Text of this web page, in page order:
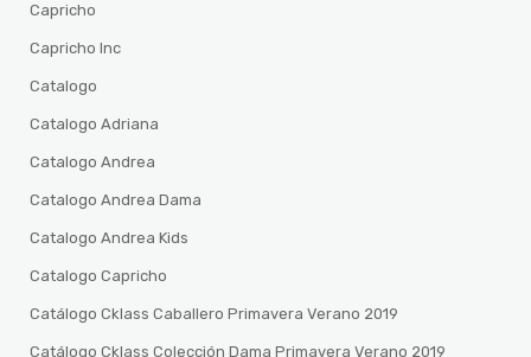
Capricho
Capricho Inc
Catalogo
Catalogo Adriana
Catalogo Andrea
Catalogo Andrea Dama
Catalogo Andrea Kids
Catalogo Capricho
Catálogo Cklass Caballero Primavera Verano 2019
Catálogo Cklass Colección Dama Primavera Verano 2019